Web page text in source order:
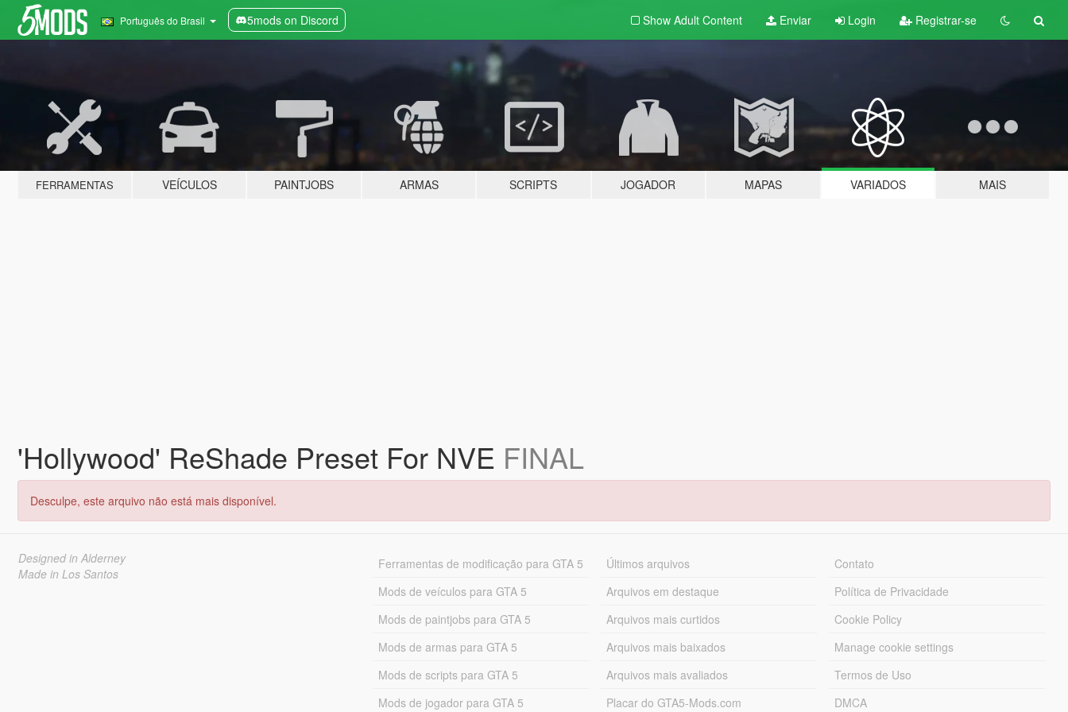
Português do Brasil 5mods on Discord Show Adult Content Enviar Login Registrar-se
FERRAMENTAS VEÍCULOS PAINTJOBS ARMAS SCRIPTS JOGADOR MAPAS VARIADOS MAIS
'Hollywood' ReShade Preset For NVE FINAL
Desculpe, este arquivo não está mais disponível.
Designed in Alderney
Made in Los Santos
Ferramentas de modificação para GTA 5
Mods de veículos para GTA 5
Mods de paintjobs para GTA 5
Mods de armas para GTA 5
Mods de scripts para GTA 5
Mods de jogador para GTA 5
Últimos arquivos
Arquivos em destaque
Arquivos mais curtidos
Arquivos mais baixados
Arquivos mais avaliados
Placar do GTA5-Mods.com
Contato
Política de Privacidade
Cookie Policy
Manage cookie settings
Termos de Uso
DMCA